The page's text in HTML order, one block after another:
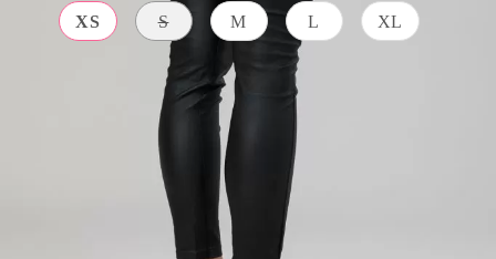
XS S M L XL
СЪСТАВ
ВЪНШЕН
Raion 67% -
Nylon 20%